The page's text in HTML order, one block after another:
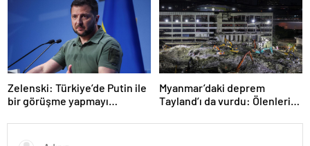
Zelenski: Türkiye’de Putin ile
bir görüşme yapmayı
Myanmar’daki deprem
Tayland’ı da vurdu: Ölenlerin